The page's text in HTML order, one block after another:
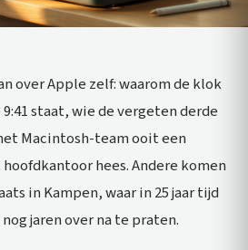
over Apple zelf: waarom de klok
staat, wie de vergeten derde
Macintosh-team ooit een
hees. Andere komen
in Kampen, waar in 25 jaar tijd
jaren over na te praten.